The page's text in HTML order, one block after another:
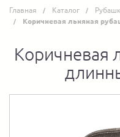
Главная Каталог
Коричневая льняная
Коричневая